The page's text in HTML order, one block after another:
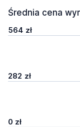
Średnia cena
564 zł
282 zł
0 zł